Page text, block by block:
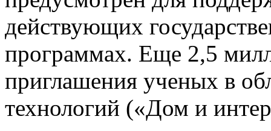
действующих
программах. Еще 2,5
приглашения ученых в
технологий («Дом и